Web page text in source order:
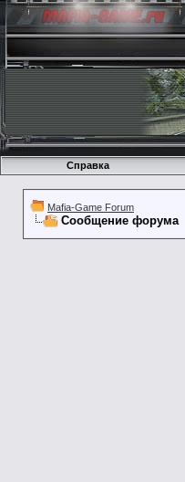
Справка
Mafia-Game Forum
Сообщение форума